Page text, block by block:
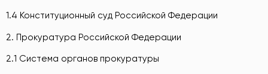
1.4 Конституционный суд Российской Федерации
2. Прокуратура Российской Федерации
2.1 Система органов прокуратуры